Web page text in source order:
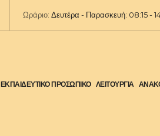
Ωράριο: Δευτέρα - Παρασκευή: 08:15 -
ΕΚΠΑΙΔΕΥΤΙΚΟ ΠΡΟΣΩΠΙΚΟ ΛΕΙΤΟΥΡΓΙΑ